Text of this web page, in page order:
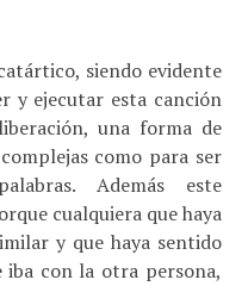
siendo evidente
y ejecutar esta canción
una forma de
como para ser
Además este
cualquiera que haya
y que haya sentido
iba con la otra persona,